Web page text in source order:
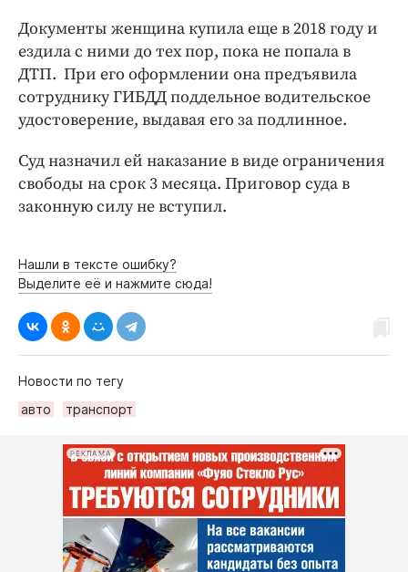
Издания
Медиаперсона
Интересное чтиво
Клиника года
Бренд года
Работодатель года
Документы женщина купила еще в 2018 году и
ездила с ними до тех пор, пока не попала в
ДТП. При его оформлении она предъявила
сотруднику ГИБДД поддельное водительское
удостоверение, выдавая его за подлинное.
Суд назначил ей наказание в виде ограничения
свободы на срок 3 месяца. Приговор суда в
законную силу не вступил.
Нашли в тексте ошибку?
Выделите её и нажмите сюда!
Новости по тегу
авто
транспорт
РЕКЛАМА